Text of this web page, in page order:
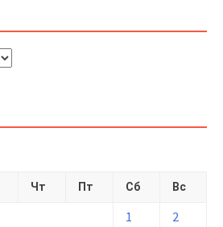
Чт Пт Сб Вс
1
2